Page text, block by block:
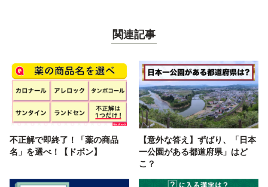
関連記事
不正解で即終了！「薬の商品
名」を選べ！【ドボン】
【意外な答え】ずばり、「日本
一公園がある都道府県」はど
こ？